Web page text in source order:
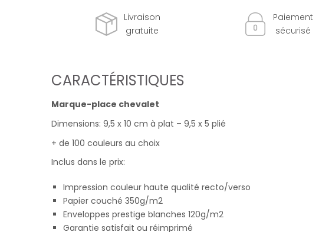
Livraison
gratuite
Paiement
sécurisé
CARACTÉRISTIQUES
Marque-place chevalet
Dimensions: 9,5 x 10 cm à plat – 9,5 x 5 plié
+ de 100 couleurs au choix
Inclus dans le prix:
Impression couleur haute qualité recto/verso
Papier couché 350g/m2
Enveloppes prestige blanches 120g/m2
Garantie satisfait ou réimprimé